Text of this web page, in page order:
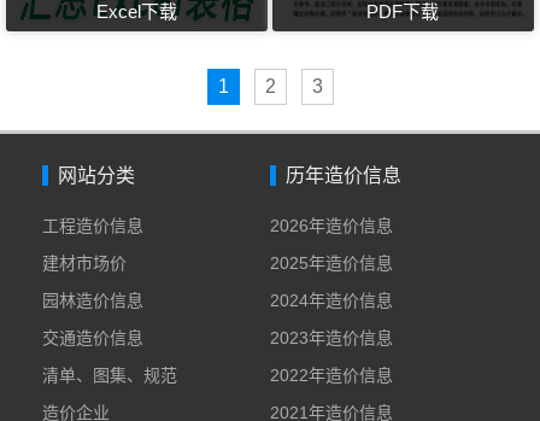
Excel下载
PDF下载
1 2 3
网站分类
工程造价信息
建材市场价
园林造价信息
交通造价信息
清单、图集、规范
造价企业
历年造价信息
2026年造价信息
2025年造价信息
2024年造价信息
2023年造价信息
2022年造价信息
2021年造价信息